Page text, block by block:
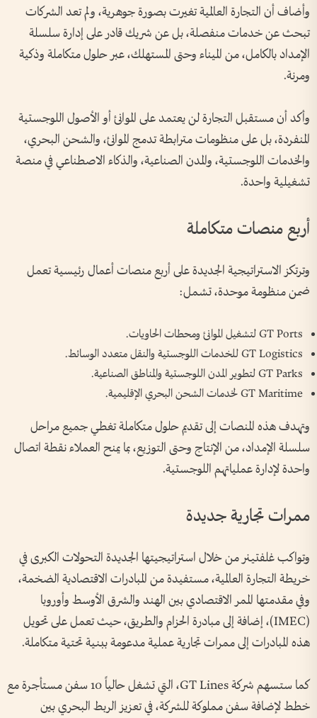
وأضاف أن التجارة العالمية تغيرت بصورة جوهرية، ولم تعد الشركات
تبحث عن خدمات منفصلة، بل عن شريك قادر على إدارة سلسلة
الإمداد بالكامل، من الميناء وحتى المستهلك، عبر حلول متكاملة وذكية
ومرنة.
وأكد أن مستقبل التجارة لن يعتمد على الموانئ أو الأصول اللوجستية
المنفردة، بل على منظومات مترابطة تدمج الموانئ، والشحن البحري،
والخدمات اللوجستية، والمدن الصناعية، والذكاء الاصطناعي في منصة
تشغيلية واحدة.
أربع منصات متكاملة
وترتكز الاستراتيجية الجديدة على أربع منصات أعمال رئيسية تعمل
ضمن منظومة موحدة، تشمل:
GT Ports لتشغيل الموانئ ومحطات الحاويات.
GT Logistics للخدمات اللوجستية والنقل متعدد الوسائط.
GT Parks لتطوير المدن اللوجستية والمناطق الصناعية.
GT Maritime لخدمات الشحن البحري الإقليمية.
وتهدف هذه المنصات إلى تقديم حلول متكاملة تغطي جميع مراحل
سلسلة الإمداد، من الإنتاج وحتى التوزيع، بما يمنح العملاء نقطة اتصال
واحدة لإدارة عملياتهم اللوجستية.
ممرات تجارية جديدة
وتواكب غلفتينر من خلال استراتيجيتها الجديدة التحولات الكبرى في
خريطة التجارة العالمية، مستفيدة من المبادرات الاقتصادية الضخمة،
وفي مقدمتها الممر الاقتصادي بين الهند والشرق الأوسط وأوروبا
(IMEC)، إضافة إلى مبادرة الحزام والطريق، حيث تعمل على تحويل
هذه المبادرات إلى ممرات تجارية عملية مدعومة ببنية تحتية متكاملة.
كما ستسهم شركة GT Lines، التي تشغل حالياً 10 سفن مستأجرة مع
خطط لإضافة سفن مملوكة للشركة، في تعزيز الربط البحري بين